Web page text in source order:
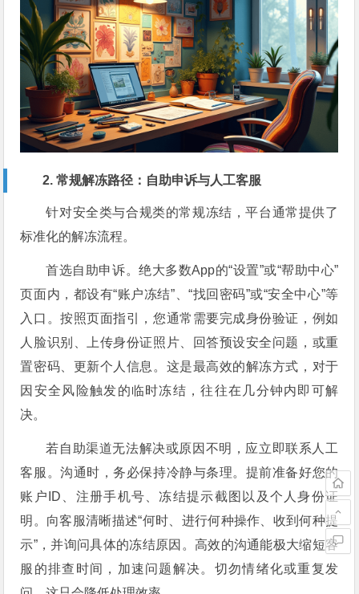
2. 常规解冻路径：自助申诉与人工客服
针对安全类与合规类的常规冻结，平台通常提供了
标准化的解冻流程。
首选自助申诉。绝大多数App的“设置”或“帮助中心”
页面内，都设有“账户冻结”、“找回密码”或“安全中心”等
入口。按照页面指引，您通常需要完成身份验证，例如
人脸识别、上传身份证照片、回答预设安全问题，或重
置密码、更新个人信息。这是最高效的解冻方式，对于
因安全风险触发的临时冻结，往往在几分钟内即可解
决。
若自助渠道无法解决或原因不明，应立即联系人工
客服。沟通时，务必保持冷静与条理。提前准备好您的
账户ID、注册手机号、冻结提示截图以及个人身份证
明。向客服清晰描述“何时、进行何种操作、收到何种提
示”，并询问具体的冻结原因。高效的沟通能极大缩短客
服的排查时间，加速问题解决。切勿情绪化或重复发